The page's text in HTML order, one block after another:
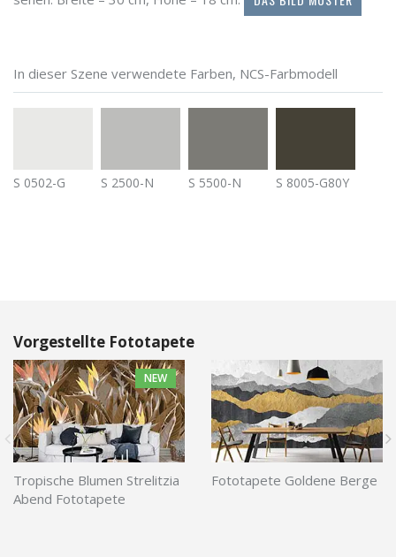
In dieser Szene verwendete Farben, NCS-Farbmodell
S 0502-G S 2500-N S 5500-N S 8005-G80Y
Vorgestellte Fototapete
NEW
Tropische Blumen Strelitzia
Abend Fototapete
Fototapete Goldene Berge